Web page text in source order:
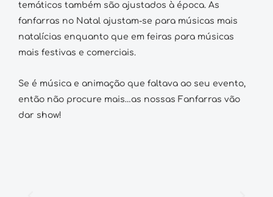
temáticos também são ajustados à época. As
fanfarras no Natal ajustam-se para músicas mais
natalícias enquanto que em feiras para músicas
mais festivas e comerciais.
Se é música e animação que faltava ao seu evento,
então não procure mais…as nossas Fanfarras vão
dar show!